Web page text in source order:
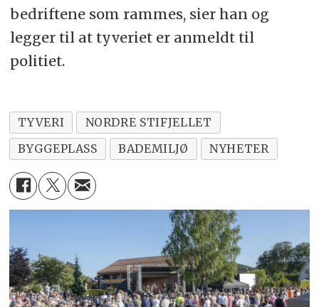
bedriftene som rammes, sier han og
legger til at tyveriet er anmeldt til
politiet.
TYVERI
NORDRE STIFJELLET
BYGGEPLASS
BADEMILJØ NYHETER